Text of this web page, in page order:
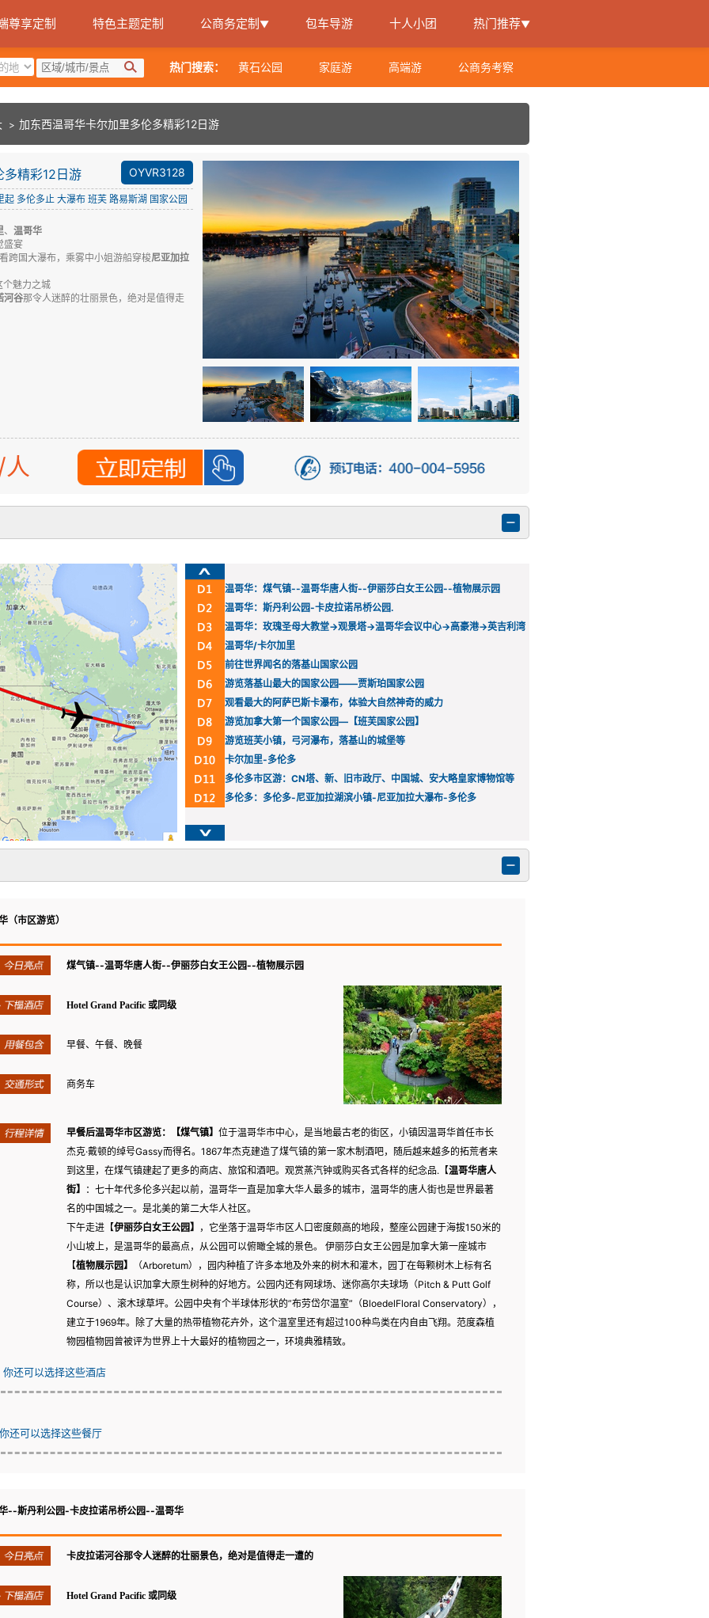
尊享定制 特色主题定制 公商务定制▼ 包车导游 十人小团 热门推荐▼
热门搜索： 黄石公园 家庭游 高端游 公商务考察
> 加东西温哥华卡尔加里多伦多精彩12日游
多精彩12日游 OYVR3128
起 多伦多止 大瀑布 班芙 路易斯湖 国家公园
、 温哥华
盛宴
跨国大瀑布，乘雾中小姐游船穿梭尼亚加拉
魅力之城
河谷那令人迷醉的壮丽景色，绝对是值得走
温哥华：煤气镇--温哥华唐人街--伊丽莎白女王公园--植物展示园
温哥华：斯丹利公园-卡皮拉诺吊桥公园.
温哥华：玫瑰圣母大教堂→观景塔→温哥华会议中心→高豪港→英吉利湾
温哥华/卡尔加里
前往世界闻名的落基山国家公园
游览落基山最大的国家公园——贾斯珀国家公园
观看最大的阿萨巴斯卡瀑布，体验大自然神奇的威力
游览加拿大第一个国家公园—【班芙国家公园】
游览班芙小镇，弓河瀑布，落基山的城堡等
卡尔加里-多伦多
多伦多市区游：CN塔、新、旧市政厅、中国城、安大略皇家博物馆等
多伦多：多伦多-尼亚加拉湖滨小镇-尼亚加拉大瀑布-多伦多
（市区游览）
煤气镇--温哥华唐人街--伊丽莎白女王公园--植物展示园
Hotel Grand Pacific 或同级
早餐、午餐、晚餐
商务车
早餐后温哥华市区游览：【煤气镇】 位于温哥华市中心，是当地最古老的街区，小镇因温哥华首任市长
杰克·戴顿的绰号Gassy而得名。1867年杰克建造了煤气镇的第一家木制酒吧，随后越来越多的拓荒者来
到这里，在煤气镇建起了更多的商店、旅馆和酒吧。观赏蒸汽钟或购买各式各样的纪念品.【温哥华唐人
街】
：七十年代多伦多兴起以前，温哥华一直是加拿大华人最多的城市，温哥华的唐人街也是世界最著
名的中国城之一。是北美的第二大华人社区。
下午走进【伊丽莎白女王公园】
，它坐落于温哥华市区人口密度颇高的地段，整座公园建于海拔150米的
小山坡上，是温哥华的最高点，从公园可以俯瞰全城的景色。 伊丽莎白女王公园是加拿大第一座城市
【植物展示园】
（Arboretum），园内种植了许多本地及外来的树木和灌木，园丁在每颗树木上标有名
称，所以也是认识加拿大原生树种的好地方。公园内还有网球场、迷你高尔夫球场（Pitch & Putt Golf
Course）、滚木球草坪。公园中央有个半球体形状的”布劳岱尔温室”（BloedelFloral Conservatory），
建立于1969年。除了大量的热带植物花卉外，这个温室里还有超过100种鸟类在内自由飞翔。范度森植
物园植物园曾被评为世界上十大最好的植物园之一，环境典雅精致。
你还可以选择这些酒店
你还可以选择这些餐厅
--斯丹利公园-卡皮拉诺吊桥公园--温哥华
卡皮拉诺河谷那令人迷醉的壮丽景色，绝对是值得走一遭的
Hotel Grand Pacific 或同级